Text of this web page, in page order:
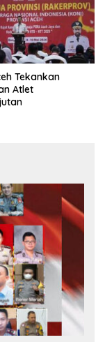
Tekankan
Atlet